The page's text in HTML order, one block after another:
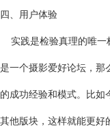
四、用户体验
实践是检验真理的唯一
是一个摄影爱好论坛，那
的成功经验和模式。比如
其他版块，这样就能更好